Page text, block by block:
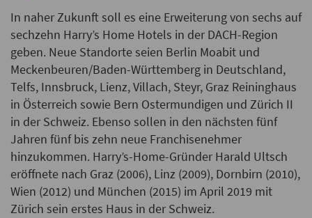
In naher Zukunft soll es eine Erweiterung von sechs auf
sechzehn Harry’s Home Hotels in der DACH-Region
geben. Neue Standorte seien Berlin Moabit und
Meckenbeuren/Baden-Württemberg in Deutschland,
Telfs, Innsbruck, Lienz, Villach, Steyr, Graz Reininghaus
in Österreich sowie Bern Ostermundigen und Zürich II
in der Schweiz. Ebenso sollen in den nächsten fünf
Jahren fünf bis zehn neue Franchisenehmer
hinzukommen. Harry’s-Home-Gründer Harald Ultsch
eröffnete nach Graz (2006), Linz (2009), Dornbirn (2010),
Wien (2012) und München (2015) im April 2019 mit
Zürich sein erstes Haus in der Schweiz.